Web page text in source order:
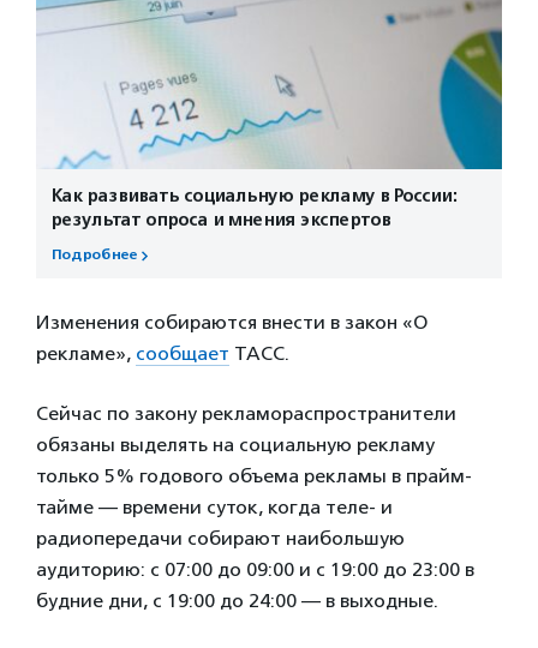
Как развивать социальную рекламу в России:
результат опроса и мнения экспертов
Подробнее
Изменения собираются внести в закон «О
рекламе», сообщает ТАСС.
Сейчас по закону рекламораспространители
обязаны выделять на социальную рекламу
только 5% годового объема рекламы в прайм-
тайме — времени суток, когда теле- и
радиопередачи собирают наибольшую
аудиторию: с 07:00 до 09:00 и с 19:00 до 23:00 в
будние дни, с 19:00 до 24:00 — в выходные.